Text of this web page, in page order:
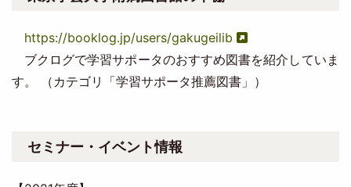
https://booklog.jp/users/gakugeilib
ブクログで学習サポータのおすすめ図書を紹介していま
す。 （カテゴリ「学習サポータ推薦図書」）
セミナー・イベント情報